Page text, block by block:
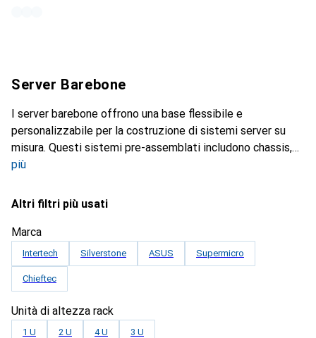
Server Barebone
I server barebone offrono una base flessibile e
personalizzabile per la costruzione di sistemi server su
misura. Questi sistemi pre-assemblati includono chassis,
più
Altri filtri più usati
Marca
Intertech Silverstone ASUS Supermicro
Chieftec
Unità di altezza rack
1 U 2 U 4 U 3 U